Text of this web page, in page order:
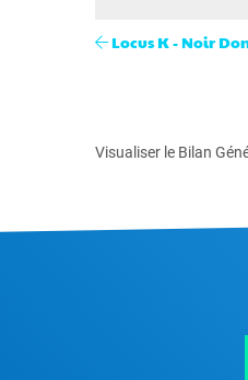
Locus K - Noir
Visualiser le Bilan